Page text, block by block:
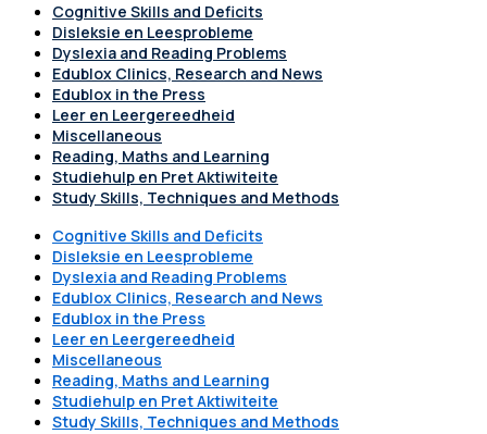
Cognitive Skills and Deficits
Disleksie en Leesprobleme
Dyslexia and Reading Problems
Edublox Clinics, Research and News
Edublox in the Press
Leer en Leergereedheid
Miscellaneous
Reading, Maths and Learning
Studiehulp en Pret Aktiwiteite
Study Skills, Techniques and Methods
Cognitive Skills and Deficits
Disleksie en Leesprobleme
Dyslexia and Reading Problems
Edublox Clinics, Research and News
Edublox in the Press
Leer en Leergereedheid
Miscellaneous
Reading, Maths and Learning
Studiehulp en Pret Aktiwiteite
Study Skills, Techniques and Methods